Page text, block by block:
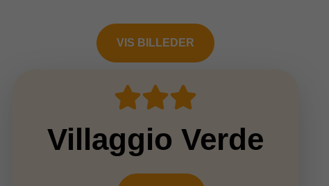
VIS BILLEDER
Villaggio Verde